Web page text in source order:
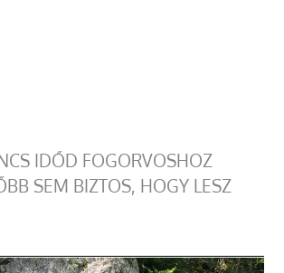
IDŐD FOGORVOSHOZ
SEM BIZTOS, HOGY LESZ